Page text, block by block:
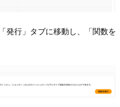
発行」タブに移動し、「関数を